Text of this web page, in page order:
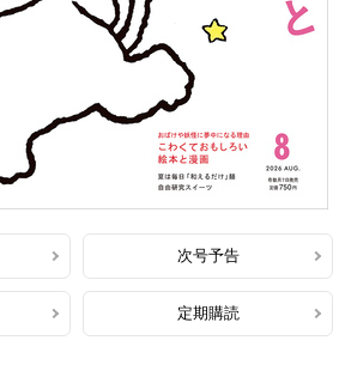
次号予告
定期購読